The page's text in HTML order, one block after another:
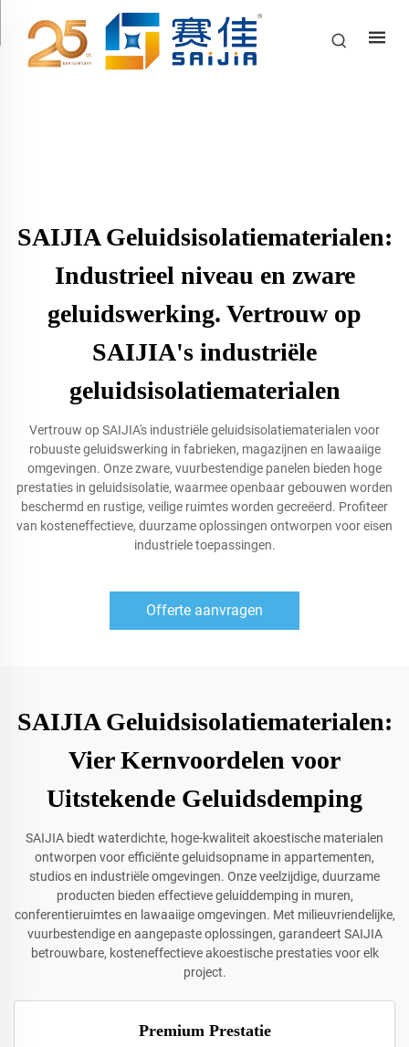
SAIJIA Geluidsisolatiematerialen:
Industrieel niveau en zware
geluidswerking. Vertrouw op
SAIJIA's industriële
geluidsisolatiematerialen
Vertrouw op SAIJIA's industriële geluidsisolatiematerialen voor
robuuste geluidswerking in fabrieken, magazijnen en lawaaiige
omgevingen. Onze zware, vuurbestendige panelen bieden hoge
prestaties in geluidsisolatie, waarmee openbaar gebouwen worden
beschermd en rustige, veilige ruimtes worden gecreëerd. Profiteer
van kosteneffectieve, duurzame oplossingen ontworpen voor eisen
industriele toepassingen.
Offerte aanvragen
SAIJIA Geluidsisolatiematerialen:
Vier Kernvoordelen voor
Uitstekende Geluidsdemping
SAIJIA biedt waterdichte, hoge-kwaliteit akoestische materialen
ontworpen voor efficiënte geluidsopname in appartementen,
studios en industriële omgevingen. Onze veelzijdige, duurzame
producten bieden effectieve geluiddemping in muren,
conferentieruimtes en lawaaiige omgevingen. Met milieuvriendelijke,
vuurbestendige en aangepaste oplossingen, garandeert SAIJIA
betrouwbare, kosteneffectieve akoestische prestaties voor elk
project.
Premium Prestatie